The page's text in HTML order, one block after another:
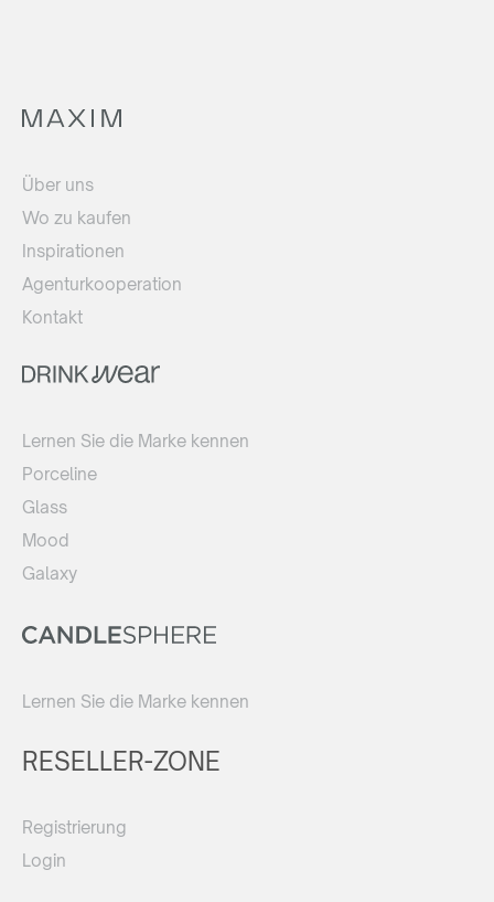
Über uns
Wo zu kaufen
Inspirationen
Agenturkooperation
Kontakt
Lernen Sie die Marke kennen
Porceline
Glass
Mood
Galaxy
Lernen Sie die Marke kennen
RESELLER-ZONE
Registrierung
Login